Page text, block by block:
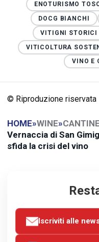
ENOTURISMO
DOCG BIANCHI
VITIGNI STORICI
VITICOLTURA
VINO E
© Riproduzione riservata
HOME»WINE»
Vernaccia di San
sfida la crisi del vino
Iscriviti alle